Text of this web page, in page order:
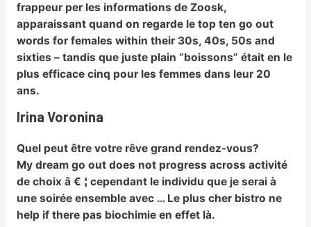
frappeur per les informations de Zoosk,
apparaissant quand on regarde le top ten go out
words for females within their 30s, 40s, 50s and
sixties – tandis que juste plain “boissons” était en le
plus efficace cinq pour les femmes dans leur 20
ans.
Irina Voronina
Quel peut être votre rêve grand rendez-vous?
My dream go out does not progress across activité
de choix â € ¦ cependant le individu que je serai à
une soirée ensemble avec … Le plus cher bistro ne
help if there pas biochimie en effet là.